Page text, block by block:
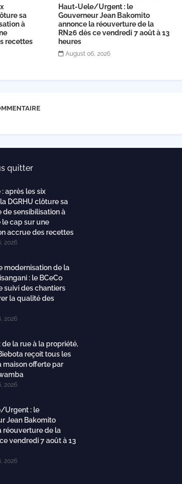
sa
à
recettes
Haut-Uele/Urgent : le
Gouverneur Jean Bakomito
annonce la réouverture de la
RN26 dès ce vendredi 7 août à 13
heures
August 06, 2026
quitter
après les six
DGRHU clôture sa
de sensibilisation à
le cap sur une
accrue des recettes
2026
modernisation de la
: le BCeCo
suivi des chantiers
la qualité des
2026
de la rue à la propriété,
reçoit tous les
maison offerte par
2026
Urgent : le
Jean Bakomito
réouverture de la
vendredi 7 août à 13
2026